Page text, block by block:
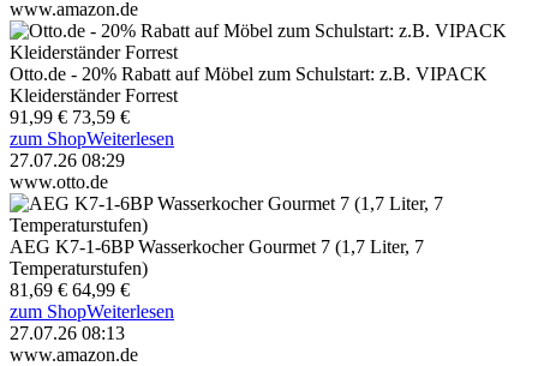
www.amazon.de
Otto.de - 20% Rabatt auf Möbel zum Schulstart: z.B. VIPACK
Kleiderständer Forrest
91,99 € 73,59 €
zum ShopWeiterlesen
27.07.26 08:29
www.otto.de
AEG K7-1-6BP Wasserkocher Gourmet 7 (1,7 Liter, 7
Temperaturstufen)
81,69 € 64,99 €
zum ShopWeiterlesen
27.07.26 08:13
www.amazon.de